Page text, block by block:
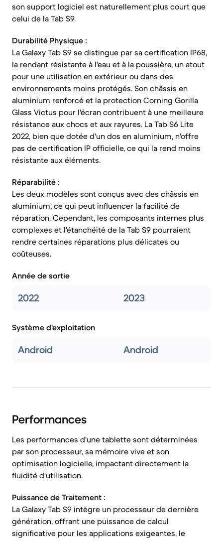
son support logiciel est naturellement plus court que
celui de la Tab S9.
Durabilité Physique :
La Galaxy Tab S9 se distingue par sa certification IP68,
la rendant résistante à l'eau et à la poussière, un atout
pour une utilisation en extérieur ou dans des
environnements moins protégés. Son châssis en
aluminium renforcé et la protection Corning Gorilla
Glass Victus pour l'écran contribuent à une meilleure
résistance aux chocs et aux rayures. La Tab S6 Lite
2022, bien que dotée d'un dos en aluminium, n'offre
pas de certification IP officielle, ce qui la rend moins
résistante aux éléments.
Réparabilité :
Les deux modèles sont conçus avec des châssis en
aluminium, ce qui peut influencer la facilité de
réparation. Cependant, les composants internes plus
complexes et l'étanchéité de la Tab S9 pourraient
rendre certaines réparations plus délicates ou
coûteuses.
Année de sortie
2022 2023
Système d'exploitation
Android Android
Performances
Les performances d'une tablette sont déterminées
par son processeur, sa mémoire vive et son
optimisation logicielle, impactant directement la
fluidité d'utilisation.
Puissance de Traitement :
La Galaxy Tab S9 intègre un processeur de dernière
génération, offrant une puissance de calcul
significative pour les applications exigeantes, le